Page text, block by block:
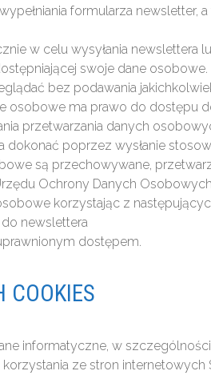
formularza
w celu wysyłania newslettera
swoje dane osobowe.
bez podawania
osobowe ma prawo do dostępu
przetwarzania danych
poprzez wysłanie
są przechowywane,
Ochrony Danych
korzystając z
newslettera
dostępem.
COOKIES
informatyczne, w
ze stron